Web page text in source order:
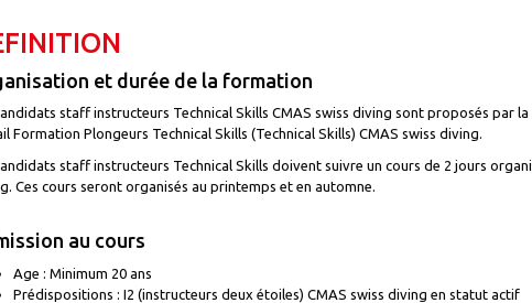
et durée de la formation
staff instructeurs Technical Skills CMAS swiss diving sont proposés par
Formation Plongeurs Technical Skills (Technical Skills) CMAS swiss diving.
staff instructeurs Technical Skills doivent suivre un cours de 2 jours
Ces cours seront organisés au printemps et en automne.
au cours
Age : Minimum 20 ans
Prédispositions : I2 (instructeurs deux étoiles) CMAS swiss diving en statut actif